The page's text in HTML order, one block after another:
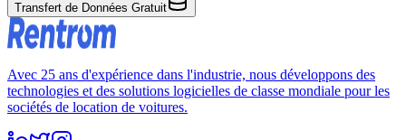
Transfert de Données Gratuit
Avec 25 ans d'expérience dans l'industrie, nous développons des
technologies et des solutions logicielles de classe mondiale pour les
sociétés de location de voitures.